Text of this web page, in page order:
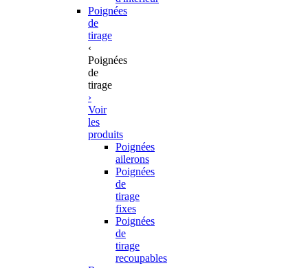
Poignées
de
tirage
‹
Poignées
de
tirage
›
Voir
les
produits
Poignées
ailerons
Poignées
de
tirage
fixes
Poignées
de
tirage
recoupables